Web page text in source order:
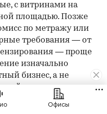
с витринами на
площадью. Позже
по метражу или
требования — от
— проще
изначально
бизнес, а не
вариант.
которые уже
Офисы